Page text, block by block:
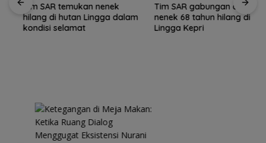
Tim SAR temukan nenek
hilang di hutan Lingga dalam
kondisi selamat
Tim SAR gabungan cari
nenek 68 tahun hilang di
Lingga Kepri